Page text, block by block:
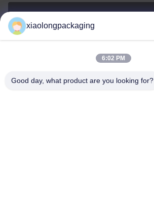
Tina@xiaolongpackaging.com
0086-15322891631
xiaolongpackaging
6:02 PM
Good day, what product are you looking for?